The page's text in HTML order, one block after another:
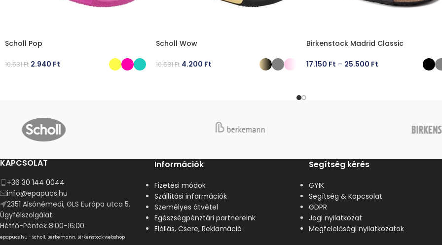
Scholl Pop
10.531Ft 2.940 Ft
Scholl Wow
10.531Ft 4.200 Ft
Birkenstock Madrid Classic
17.150 Ft – 25.500 Ft
KAPCSOLAT
+36 30 144 0044
info@epapucs.hu
2351 Alsónémedi, GLS Európa utca 5.
Ügyfélszolgálat:
Hétfő-Péntek 8:00-16:00
epapucs.hu - Scholl, Berkemann, Birkenstock webshop
Információk
Fizetési módok
Szállítási információk
Személyes átvétel
Egészségpénztári partnereink
Elállás, Csere, Reklamáció
Segítség kérés
GYIK
Segítség & Kapcsolat
GDPR
Jogi nyilatkozat
Megfelelőségi nyilatkozatok